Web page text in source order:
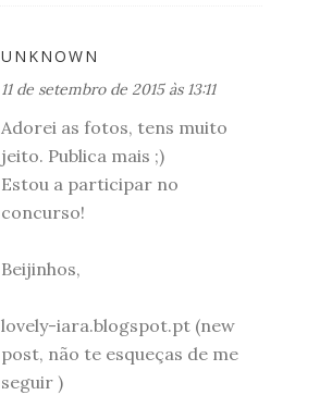
UNKNOWN
11 de setembro de 2015 às 13:11
Adorei as fotos, tens muito
jeito. Publica mais ;)
Estou a participar no
concurso!
Beijinhos,
lovely-iara.blogspot.pt (new
post, não te esqueças de me
seguir )